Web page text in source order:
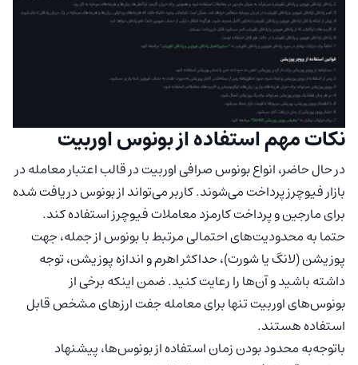
نکات مهم استفاده از بونوس اوربیت
در حال حاضر، انواع بونوس صرافی اوربیت در قالب اعتبار معامله در
بازار فیوچرز پرداخت می‌شوند. کاربر می‌تواند از بونوس دریافت شده
برای مارجین و پرداخت کارمزد معاملات فیوچرز استفاده کند.
حتما به محدودیت‌های احتمالی مرتبط با بونوس از جمله، جهت
پوزیشن (لانگ یا شورت)، حداکثر اهرم و اندازه پوزیشن، توجه
داشته باشید و آن‌ها را رعایت کنید. ضمن اینکه برخی از
بونوس‌های اوربیت تنها برای معامله جفت ارزهای مشخص قابل
استفاده هستند.
باتوجه‌به محدود بودن زمان استفاده از بونوس‌ها، پیشنهاد